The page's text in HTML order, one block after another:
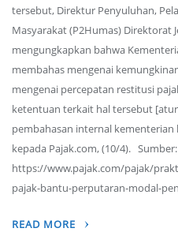
tersebut, Direktur Penyuluhan,
Masyarakat (P2Humas) Direktorat
mengungkapkan bahwa
membahas mengenai
mengenai percepatan restitusi
ketentuan terkait hal tersebut
pembahasan internal kementerian
kepada Pajak.com, (10/4). Sumber:
https://www.pajak.com/pajak/
pajak-bantu-perputaran-modal-
READ MORE